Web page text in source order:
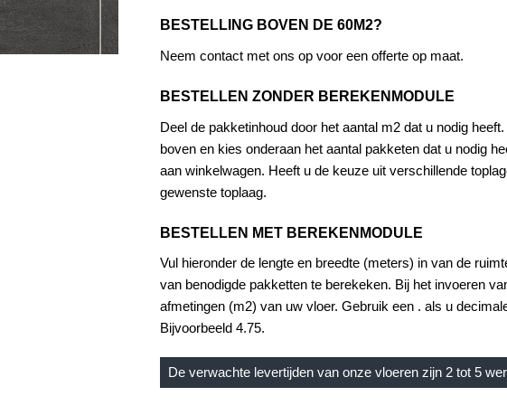
Gogh
Rigid
-
Slate
-
VGT2420-
RKT
BESTELLING BOVEN DE 60M2?
Neem contact met ons op voor een offerte op maat.
BESTELLEN ZONDER BEREKENMODULE
Deel de pakketinhoud door het aantal m2 dat u nodig
boven en kies onderaan het aantal pakketen dat u nodig
aan winkelwagen. Heeft u de keuze uit verschillende
gewenste toplaag.
BESTELLEN MET BEREKENMODULE
Vul hieronder de lengte en breedte (meters) in van de
van benodigde pakketten te berekeken. Bij het invoeren
afmetingen (m2) van uw vloer. Gebruik een . als u
Bijvoorbeeld 4.75.
De verwachte levertijden van onze vloeren zijn 2 tot 5